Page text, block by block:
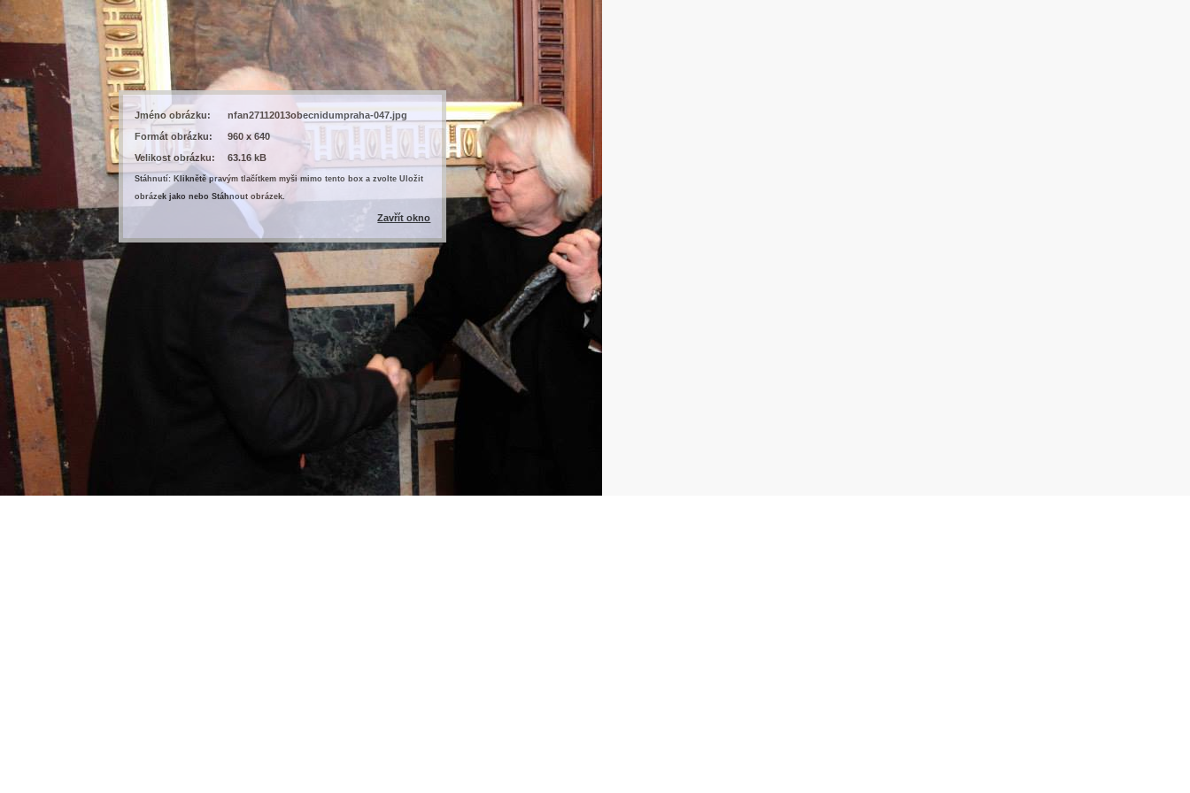
Jméno obrázku:
nfan27112013obecnidumpraha-047.jpg
Formát obrázku:
960 x 640
Velikost obrázku:
63.16 kB
Stáhnutí: Kliknětě pravým tlačítkem myši mimo tento box a zvolte Uložit
obrázek jako nebo Stáhnout obrázek.
Zavřít okno